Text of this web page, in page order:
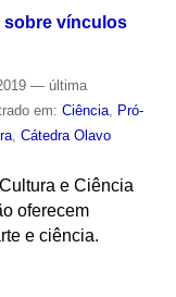
sobre vínculos
— última
em: Ciência, Pró-
, Cátedra Olavo
e Ciência
oferecem
e ciência.